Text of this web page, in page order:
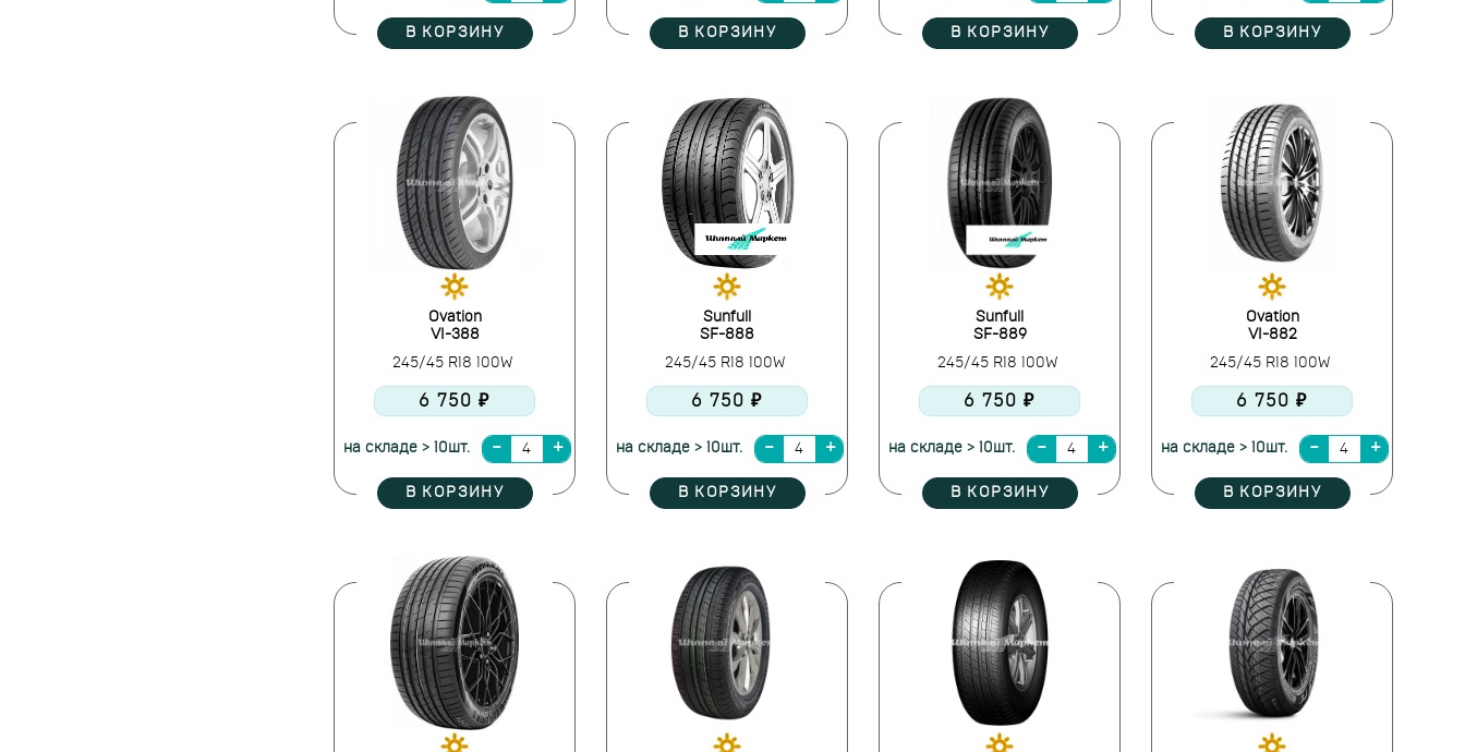
В КОРЗИНУ В КОРЗИНУ В КОРЗИНУ В КОРЗИНУ
Ovation
VI-388
245/45 R18 100W
6 750 ₽
на складе > 10шт.
В КОРЗИНУ
Sunfull
SF-888
245/45 R18 100W
6 750 ₽
на складе > 10шт.
В КОРЗИНУ
Sunfull
SF-889
245/45 R18 100W
6 750 ₽
на складе > 10шт.
В КОРЗИНУ
Ovation
VI-882
245/45 R18 100W
6 750 ₽
на складе > 10шт.
В КОРЗИНУ